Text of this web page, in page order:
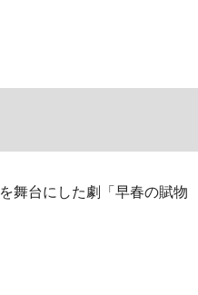
舞台にした劇「早春の賦物